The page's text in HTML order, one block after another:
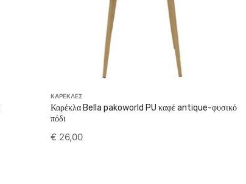
ΚΑΡΕΚΛΕΣ
Καρέκλα Bella pakoworld PU καφέ antique-φυσικό
πόδι
€ 26,00